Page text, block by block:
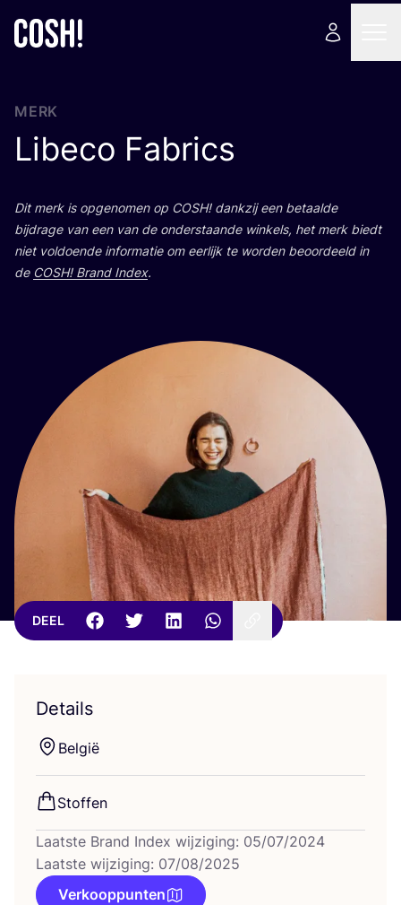
MERK
Libeco Fabrics
Dit merk is opge­no­men op COSH! dank­zij een betaal­de
bij­dra­ge van een van de onder­staan­de win­kels, het merk biedt
niet vol­doen­de infor­ma­tie om eer­lijk te wor­den beoor­deeld in
de COSH! Brand Index.
DEEL
Details
Bel­gië
Stof­fen
Laatste Brand Index wijziging: 05/07/2024
Laatste wijziging: 07/08/2025
Verkooppunten